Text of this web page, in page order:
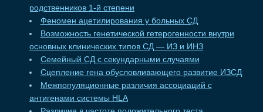
родственников 1-й степени
Феномен ацетилирования у больных СД
Возможность генетической гетерогенности внутри
основных клинических типов СД — ИЗ и ИНЗ
Семейный СД с секундарными случаями
Сцепление гена обусловливающего развитие ИЗСД
Межпопуляционные различия ассоциаций с
антигенами системы HLA